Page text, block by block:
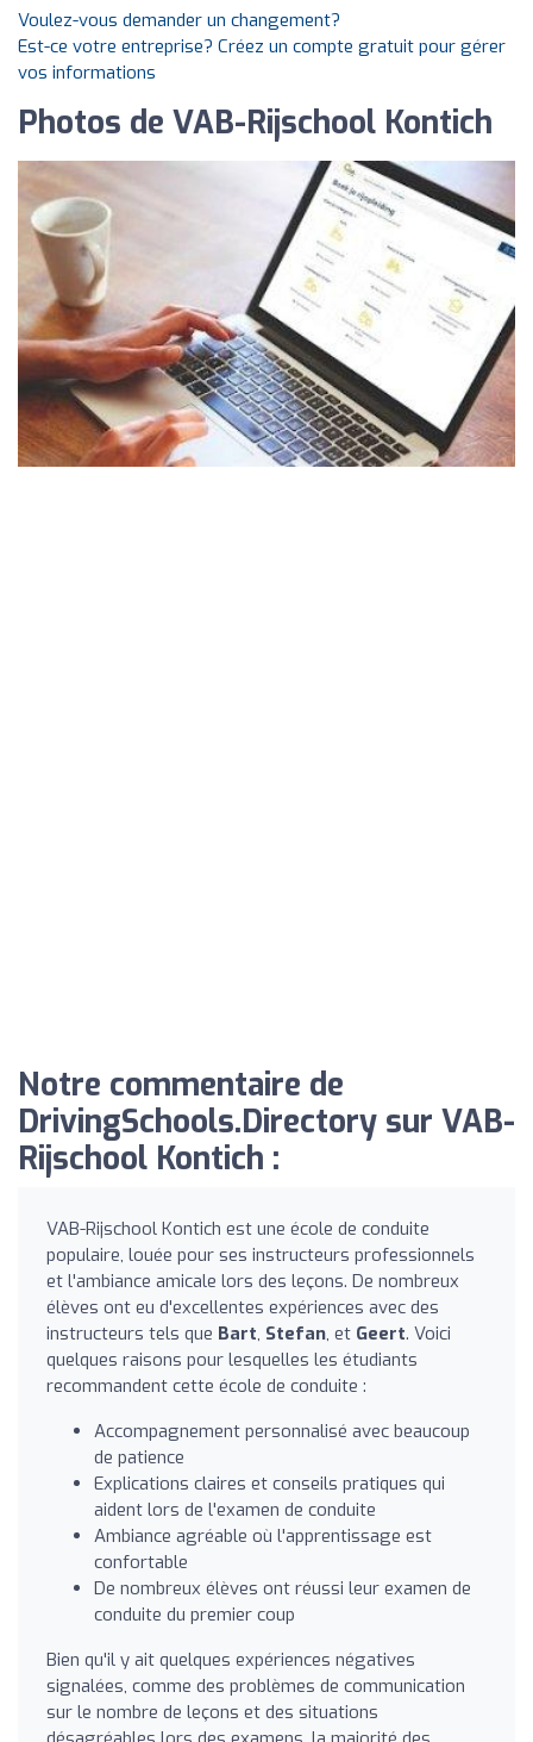
Voulez-vous demander un changement?
Est-ce votre entreprise? Créez un compte gratuit pour gérer
vos informations
Photos de VAB-Rijschool Kontich
Notre commentaire de
DrivingSchools.Directory sur VAB-
Rijschool Kontich :
VAB-Rijschool Kontich est une école de conduite
populaire, louée pour ses instructeurs professionnels
et l'ambiance amicale lors des leçons. De nombreux
élèves ont eu d'excellentes expériences avec des
instructeurs tels que Bart, Stefan, et Geert. Voici
quelques raisons pour lesquelles les étudiants
recommandent cette école de conduite :
Accompagnement personnalisé avec beaucoup
de patience
Explications claires et conseils pratiques qui
aident lors de l'examen de conduite
Ambiance agréable où l'apprentissage est
confortable
De nombreux élèves ont réussi leur examen de
conduite du premier coup
Bien qu'il y ait quelques expériences négatives
signalées, comme des problèmes de communication
sur le nombre de leçons et des situations